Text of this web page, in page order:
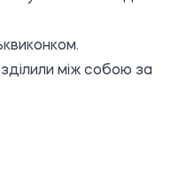
.
між собою за